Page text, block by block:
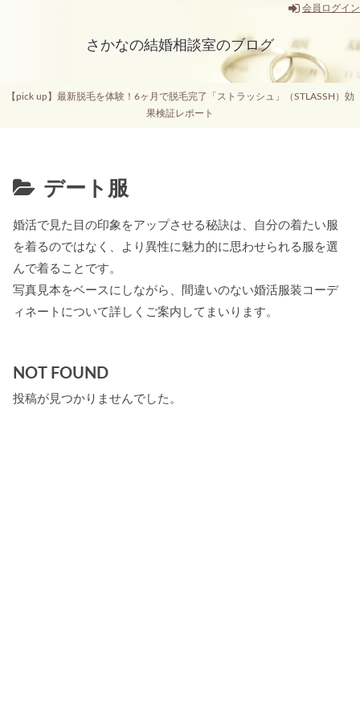
会員ログイン
さかなの結婚相談室のブログ
【pick up】最新脱毛を体験！6ヶ月で脱毛完了「ストラッシュ」（STLASSH）効
果検証レポート
デート服
婚活で見た目の印象をアップさせる秘訣は、自分の着たい服
を着るのではなく、より異性に魅力的に思わせられる服を選
んで着ることです。
写真見本をベースにしながら、間違いのない婚活服装コーデ
ィネートについて詳しくご案内してまいります。
NOT FOUND
投稿が見つかりませんでした。